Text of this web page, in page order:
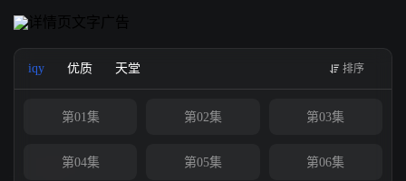
着世子爷叶限、端方君子陈玄青。面对婚嫁问题，顾锦朝有自己的婚恋观。在
的陈三爷。俩人婚后，她也逐渐成长为合格的重臣夫人，辅佐陈三爷一步步登
上首辅之位，与陈三爷携手，将利国利民的一系列政策推行天下，解百姓之
iqy 优质 天堂 排序
第01集 第02集 第03集
第04集 第05集 第06集